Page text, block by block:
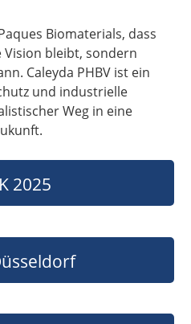
Biomaterials, dass
bleibt, sondern
Caleyda PHBV ist ein
und industrielle
Weg in eine
K 2025